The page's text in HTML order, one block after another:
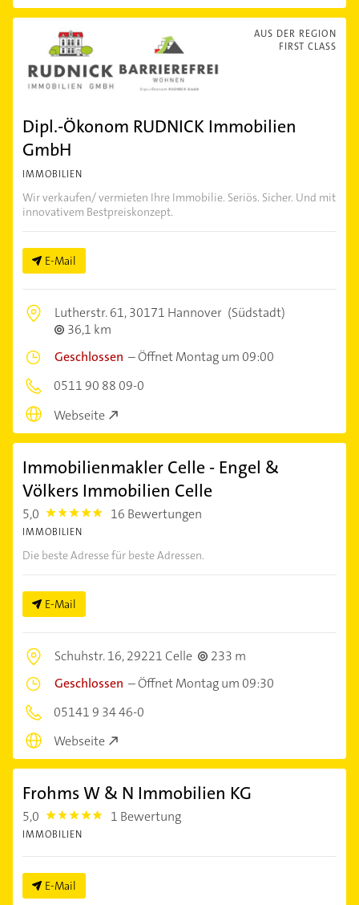
AUS DER REGION
FIRST CLASS
Dipl.-Ökonom RUDNICK Immobilien
GmbH
IMMOBILIEN
Wir verkaufen/ vermieten Ihre Immobilie. Seriös. Sicher. Und mit
innovativem Bestpreiskonzept.
E-Mail
Lutherstr. 61,30171 Hannover (Südstadt)
36,1 km
Geschlossen –Öffnet Montag um 09:00
0511 90 88 09-0
Webseite
Immobilienmakler Celle - Engel &
Völkers Immobilien Celle
5,0 5.0 16 Bewertungen
IMMOBILIEN
Die beste Adresse für beste Adressen.
E-Mail
Schuhstr. 16,29221 Celle
233 m
Geschlossen –Öffnet Montag um 09:30
05141 9 34 46-0
Webseite
Frohms W & N Immobilien KG
5,0 5.0 1 Bewertung
IMMOBILIEN
E-Mail